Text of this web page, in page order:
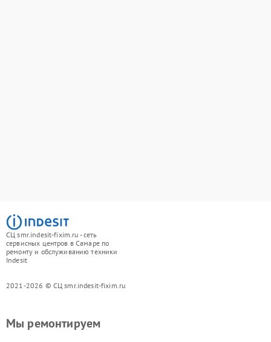
СЦ smr.indesit-fixim.ru - сеть
сервисных центров в Самаре по
ремонту и обслуживанию техники
Indesit
2021-2026 © СЦ smr.indesit-fixim.ru
Мы ремонтируем